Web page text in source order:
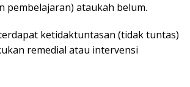
pembelajaran) ataukah belum.
ketidaktuntasan (tidak tuntas)
remedial atau intervensi